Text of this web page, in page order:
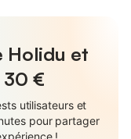
Holidu et
30 €
utilisateurs et
pour partager
!